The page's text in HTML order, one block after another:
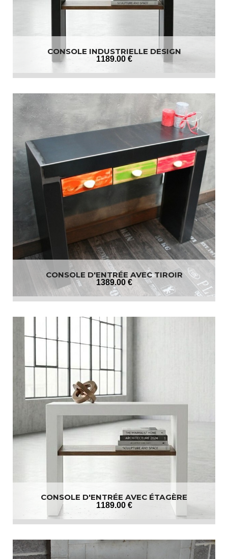
CONSOLE INDUSTRIELLE DESIGN
1189.00 €
CONSOLE D'ENTRÉE AVEC TIROIR
1389.00 €
CONSOLE D'ENTRÉE AVEC ÉTAGÈRE
1189.00 €